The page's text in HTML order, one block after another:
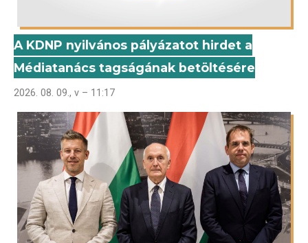
A KDNP nyilvános pályázatot hirdet a
Médiatanács tagságának betöltésére
2026. 08. 09., v – 11:17